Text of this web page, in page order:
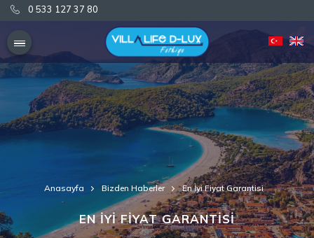
0 533 127 37 80
0 533 127 37 80
Anasayfa Bizden Haberler En İyi Fiyat Garantisi
EN İYİ FİYAT GARANTİSİ